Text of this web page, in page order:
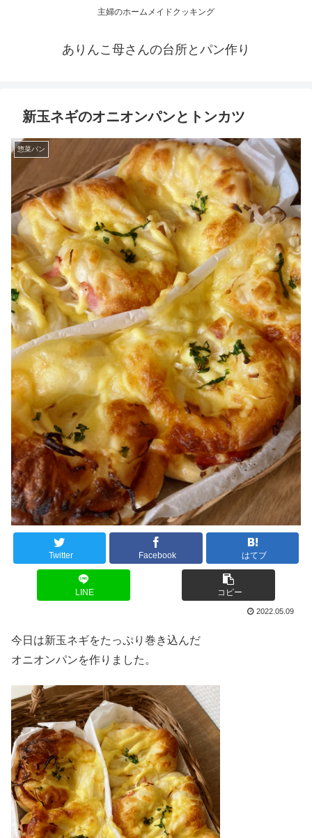
主婦のホームメイドクッキング
ありんこ母さんの台所とパン作り
新玉ネギのオニオンパンとトンカツ
惣菜パン
Twitter Facebook はてブ
LINE コピー
2022.05.09
今日は新玉ネギをたっぷり巻き込んだ
オニオンパンを作りました。